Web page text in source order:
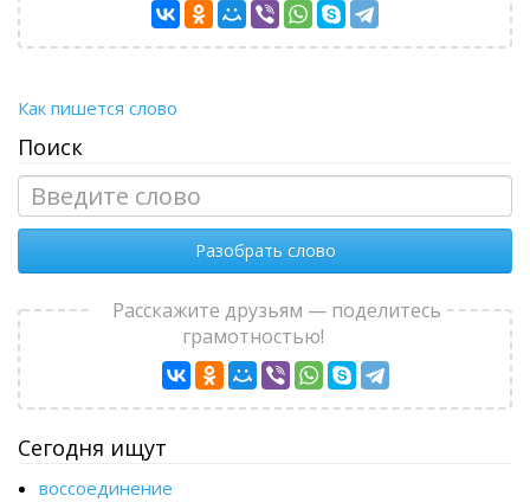
Как пишется слово
Поиск
Разобрать слово
Расскажите друзьям — поделитесь
грамотностью!
Сегодня ищут
воссоединение